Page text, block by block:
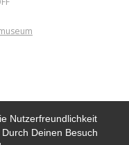
Nutzerfreundlichkeit
Deinen Besuch
E.V.